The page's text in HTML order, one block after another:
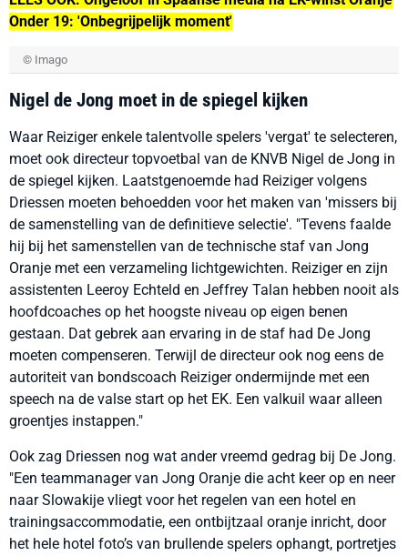
Onder 19: 'Onbegrijpelijk moment'
© Imago
Nigel de Jong moet in de spiegel kijken
Waar Reiziger enkele talentvolle spelers 'vergat' te selecteren,
moet ook directeur topvoetbal van de KNVB Nigel de Jong in
de spiegel kijken. Laatstgenoemde had Reiziger volgens
Driessen moeten behoedden voor het maken van 'missers bij
de samenstelling van de definitieve selectie'. "Tevens faalde
hij bij het samenstellen van de technische staf van Jong
Oranje met een verzameling lichtgewichten. Reiziger en zijn
assistenten Leeroy Echteld en Jeffrey Talan hebben nooit als
hoofdcoaches op het hoogste niveau op eigen benen
gestaan. Dat gebrek aan ervaring in de staf had De Jong
moeten compenseren. Terwijl de directeur ook nog eens de
autoriteit van bondscoach Reiziger ondermijnde met een
speech na de valse start op het EK. Een valkuil waar alleen
groentjes instappen."
Ook zag Driessen nog wat ander vreemd gedrag bij De Jong.
"Een teammanager van Jong Oranje die acht keer op en neer
naar Slowakije vliegt voor het regelen van een hotel en
trainingsaccommodatie, een ontbijtzaal oranje inricht, door
het hele hotel foto’s van brullende spelers ophangt, portretjes